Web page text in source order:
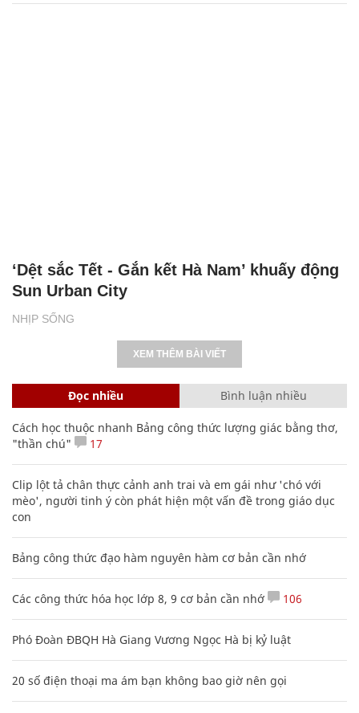
NHỊP SỐNG
‘Dệt sắc Tết - Gắn kết Hà Nam’ khuấy động
Sun Urban City
XEM THÊM BÀI VIẾT
Đọc nhiều Bình luận nhiều
Cách học thuộc nhanh Bảng công thức lượng giác bằng thơ,
"thần chú"
17
Clip lột tả chân thực cảnh anh trai và em gái như 'chó với
mèo', người tinh ý còn phát hiện một vấn đề trong giáo dục
con
Bảng công thức đạo hàm nguyên hàm cơ bản cần nhớ
Các công thức hóa học lớp 8, 9 cơ bản cần nhớ 106
Phó Đoàn ĐBQH Hà Giang Vương Ngọc Hà bị kỷ luật
20 số điện thoại ma ám bạn không bao giờ nên gọi